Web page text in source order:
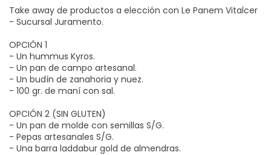
Take away de productos a elección con Le Panem Vitalcer
- Sucursal Juramento.
OPCIÓN 1
- Un hummus Kyros.
- Un pan de campo artesanal.
- Un budín de zanahoria y nuez.
- 100 gr. de maní con sal.
OPCIÓN 2 (SIN GLUTEN)
- Un pan de molde con semillas S/G.
- Pepas artesanales S/G.
- Una barra laddabur gold de almendras.